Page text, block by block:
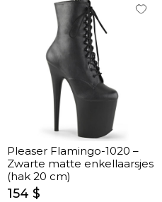
Pleaser Flamingo-1020 –
Zwarte matte enkellaarsjes
(hak 20 cm)
154 $